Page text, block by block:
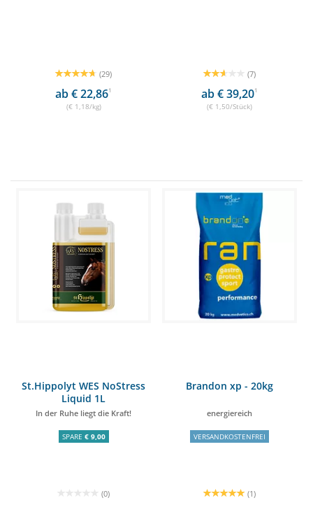
(29)
ab € 22,861
(€ 1,18/kg)
(7)
ab € 39,201
(€ 1,50/Stück)
St.Hippolyt WES NoStress
Liquid 1L
In der Ruhe liegt die Kraft!
SPARE € 9,00
(0)
Brandon xp - 20kg
energiereich
VERSANDKOSTENFREI
(1)